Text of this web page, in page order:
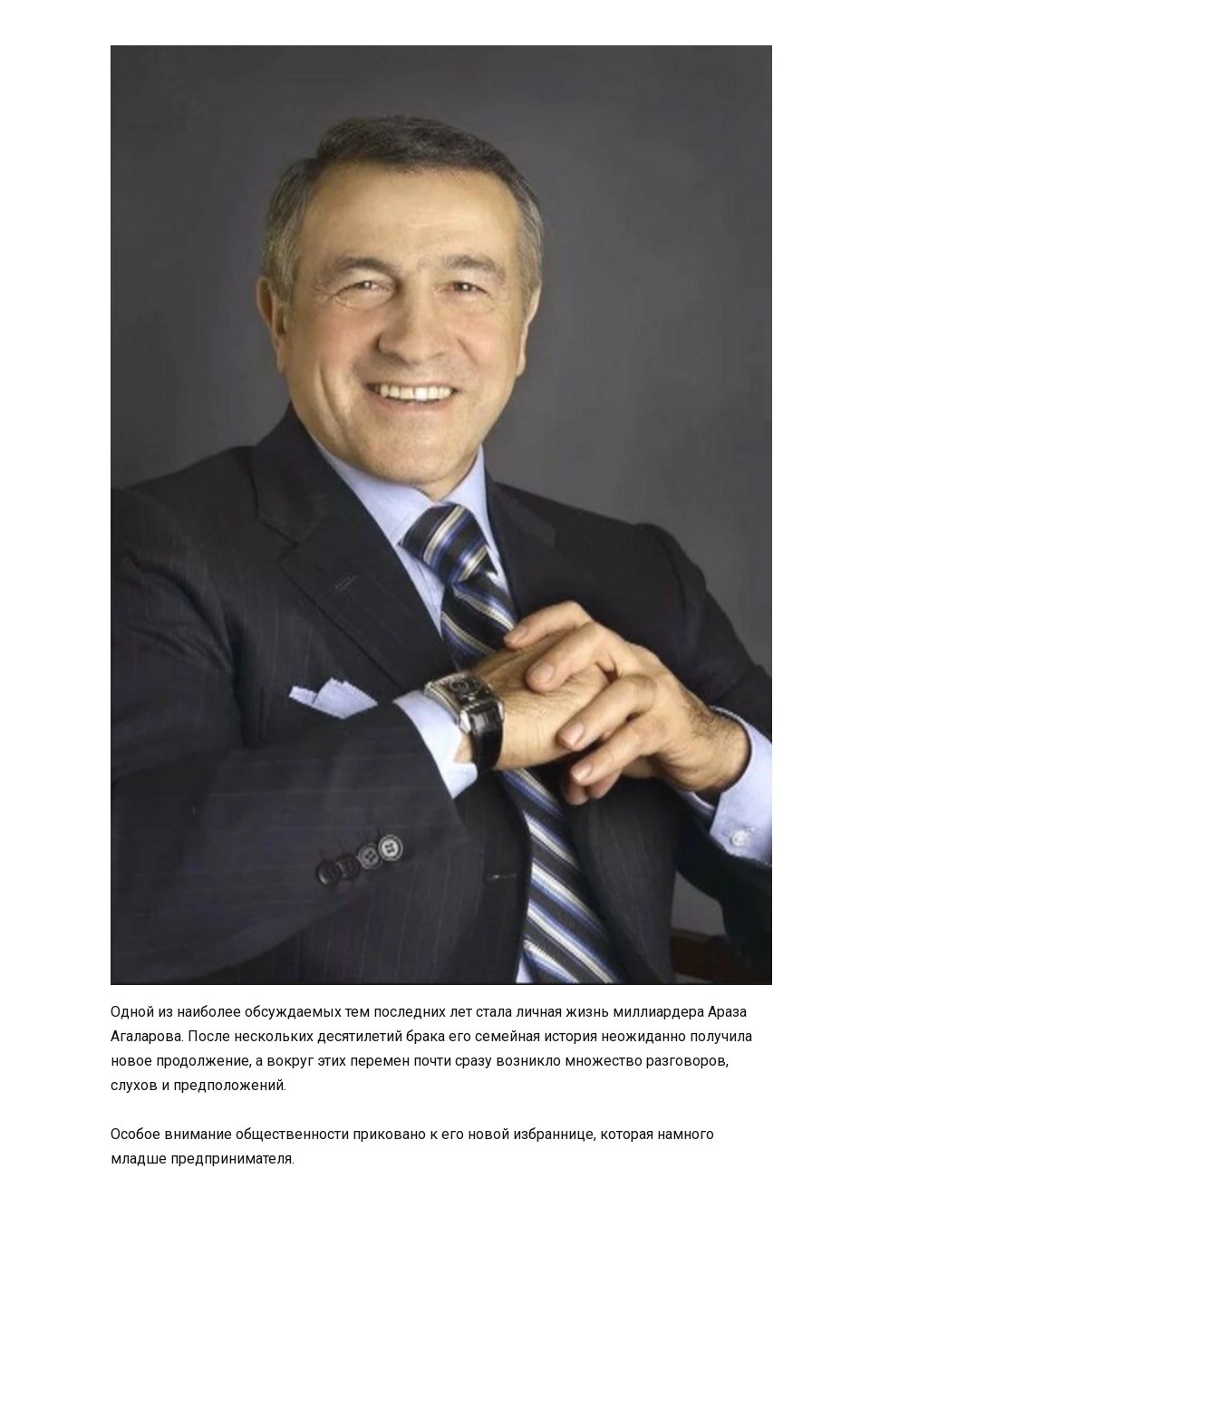
Одной из наиболее обсуждаемых тем последних лет стала личная жизнь миллиардера Араза
Агаларова. После нескольких десятилетий брака его семейная история неожиданно получила
новое продолжение, а вокруг этих перемен почти сразу возникло множество разговоров,
слухов и предположений.
Особое внимание общественности приковано к его новой избраннице, которая намного
младше предпринимателя.